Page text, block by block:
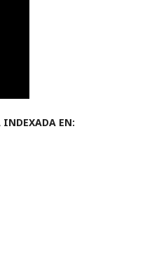
INDEXADA EN: